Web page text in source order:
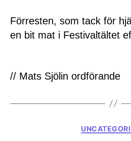
Förresten, som tack för
en bit mat i Festivaltältet
// Mats Sjölin ordförande